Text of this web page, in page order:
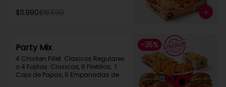
$11.990$18.590
-35%
Party Mix
4 Chicken Fillet  Clasicos Regulares
o 4 Fajitas  Clasicas, 6 Filetillos,  1
Caja de Papas, 6 Empanadas de